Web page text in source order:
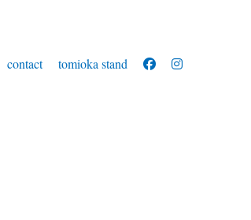
contact tomioka stand